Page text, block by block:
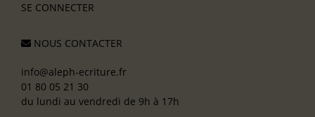
SE CONNECTER
NOUS CONTACTER
info@aleph-ecriture.fr
01 80 05 21 30
du lundi au vendredi de 9h à 17h